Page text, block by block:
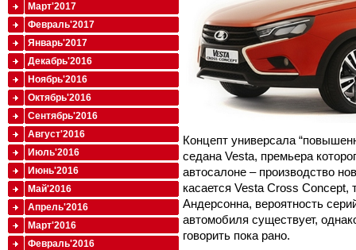
Концепт универсала
седана Vesta, премьера
автосалоне – производство
касается Vesta Cross
Андерсонна, вероятность
автомобиля существует,
говорить пока рано.
Март'2017
Февраль'2017
Январь'2017
Декабрь'2016
Ноябрь'2016
Октябрь'2016
Сентябрь'2016
Август'2016
Июль'2016
Июнь'2016
Май'2016
Апрель'2016
Март'2016
Февраль'2016